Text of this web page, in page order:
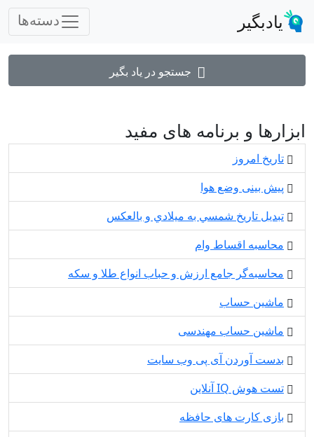
یادبگیر دسته‌ها
جستجو در یاد بگیر
ابزارها و برنامه های مفید
تاریخ امروز
پیش بینی وضع هوا
تبديل تاريخ شمسي به ميلادي و بالعكس
محاسبه اقساط وام
محاسبه‌گر جامع ارزش و حباب انواع طلا و سکه
ماشین حساب
ماشین حساب مهندسی
بدست آوردن آی پی وب سایت
تست هوش IQ آنلاین
بازی کارت های حافظه